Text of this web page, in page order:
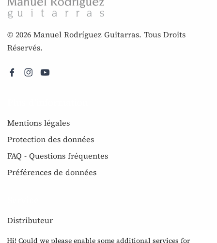
© 2026 Manuel Rodríguez Guitarras. Tous Droits
Réservés.
Mentions légales
Protection des données
FAQ - Questions fréquentes
Préférences de données
Distributeur
Newsletter
Hi! Could we please enable some additional services for